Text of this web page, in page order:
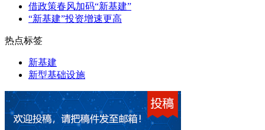
借政策春风加码“新基建”
“新基建”投资增速更高
热点标签
新基建
新型基础设施